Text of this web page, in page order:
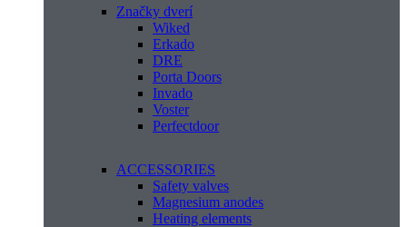
Značky dverí
Wiked
Erkado
DRE
Porta Doors
Invado
Voster
Perfectdoor
ACCESSORIES
Safety valves
Magnesium anodes
Heating elements